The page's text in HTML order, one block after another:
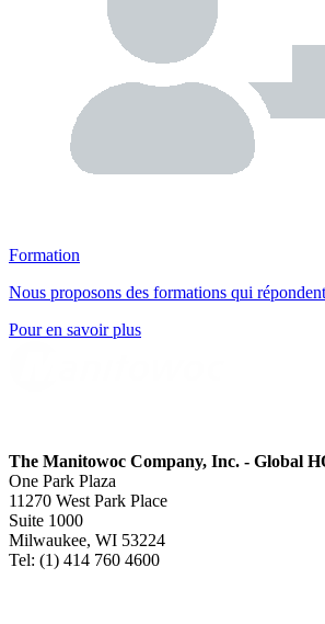
Formation
Nous proposons des formations qui
Pour en savoir plus
The Manitowoc Company, Inc. - Global
One Park Plaza
11270 West Park Place
Suite 1000
Milwaukee, WI 53224
Tel: (1) 414 760 4600